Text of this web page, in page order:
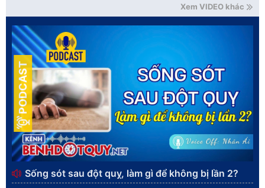
Xem VIDEO khác
PODCAST
Sống sót sau đột quỵ, làm gì để không bị lần 2?